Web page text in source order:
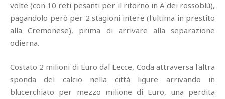
volte (con 10 reti pesanti per il ritorno in A dei rossoblù),
pagandolo però per 2 stagioni intere (l'ultima in prestito
alla Cremonese), prima di arrivare alla separazione
odierna.
Costato 2 milioni di Euro dal Lecce, Coda attraversa l'altra
sponda del calcio nella città ligure arrivando in
blucerchiato per mezzo milione di Euro, una perdita